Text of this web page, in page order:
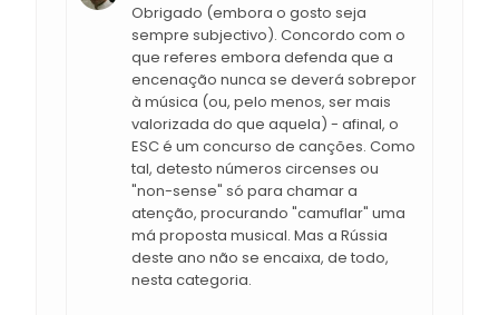
Obrigado (embora o gosto seja
sempre subjectivo). Concordo com o
que referes embora defenda que a
encenação nunca se deverá sobrepor
à música (ou, pelo menos, ser mais
valorizada do que aquela) - afinal, o
ESC é um concurso de canções. Como
tal, detesto números circenses ou
"non-sense" só para chamar a
atenção, procurando "camuflar" uma
má proposta musical. Mas a Rússia
deste ano não se encaixa, de todo,
nesta categoria.